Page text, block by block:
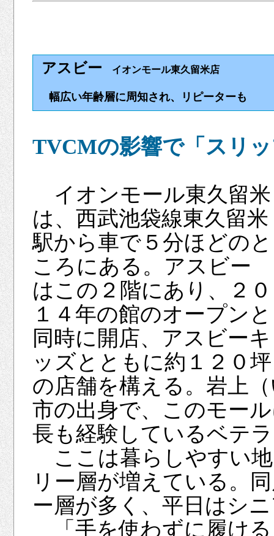
アスビー イオンモール東久留米店
幅広い年齢層に周知され、リピーターも
TVCMの影響で「スリ
イオンモール東久留米
は、西武池袋線東久留米
駅から車で５分ほどのと
ころにある。アスビー
はこの２階にあり、２０
１４年の館のオープンと
同時に開店、アスビーキ
ッズとともに約１２０坪
の店舗を構える。岩上
市の出身で、このモー
長も経験しているベテ
ここは暮らしやすい
リー層が増えている。
ー層が多く、平日はシ
「手を使わずに履け